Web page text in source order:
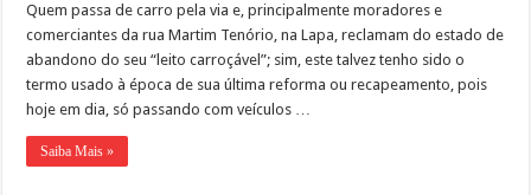
Quem passa de carro pela via e, principalmente moradores e
comerciantes da rua Martim Tenório, na Lapa, reclamam do estado de
abandono do seu “leito carroçável”; sim, este talvez tenho sido o
termo usado à época de sua última reforma ou recapeamento, pois
hoje em dia, só passando com veículos …
Saiba Mais »